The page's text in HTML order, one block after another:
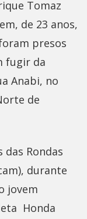
Tomaz
de 23 anos,
presos
fugir da
Anabi, no
de
Rondas
durante
jovem
Honda